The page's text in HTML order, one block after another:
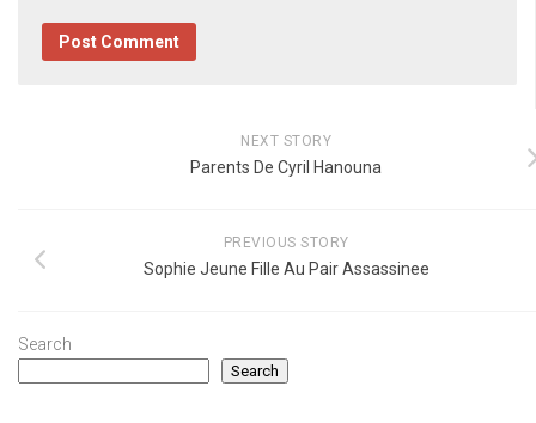
NEXT STORY
Parents De Cyril Hanouna
PREVIOUS STORY
Sophie Jeune Fille Au Pair Assassinee
Search
Search